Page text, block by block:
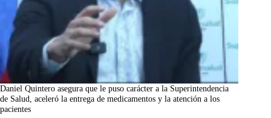
Daniel Quintero asegura que le puso carácter a la Superintendencia
de Salud, aceleró la entrega de medicamentos y la atención a los
pacientes